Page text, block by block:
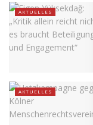
AKTUELLES
AKTUELLES